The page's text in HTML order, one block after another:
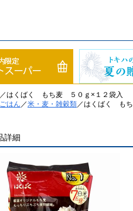
／はくばく もち麦 ５０ｇ×１２袋入
はん ／米・麦・雑穀類／はくばく も
詳細